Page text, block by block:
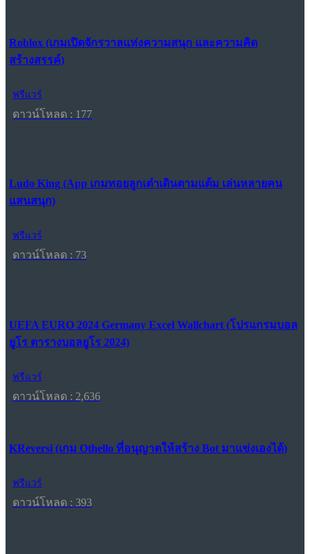
Roblox (เกมเปิดจักรวาลแห่งความสนุก และความคิด
สร้างสรรค์)
ฟรีแวร์
ดาวน์โหลด : 177
Ludo King (App เกมทอยลูกเต๋าเดินตามแต้ม เล่นหลายคน
แสนสนุก)
ฟรีแวร์
ดาวน์โหลด : 73
UEFA EURO 2024 Germany Excel Wallchart (โปรแกรมบอล
ยูโร ตารางบอลยูโร 2024)
ฟรีแวร์
ดาวน์โหลด : 2,636
KReversi (เกม Othello ที่อนุญาตให้สร้าง Bot มาแข่งเองได้)
ฟรีแวร์
ดาวน์โหลด : 393